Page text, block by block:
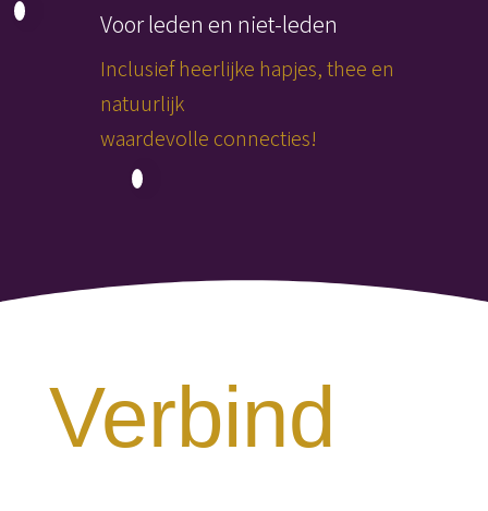
Voor leden en niet-leden
Inclusief heerlijke hapjes, thee en
natuurlijk
waardevolle connecties!
Verbind